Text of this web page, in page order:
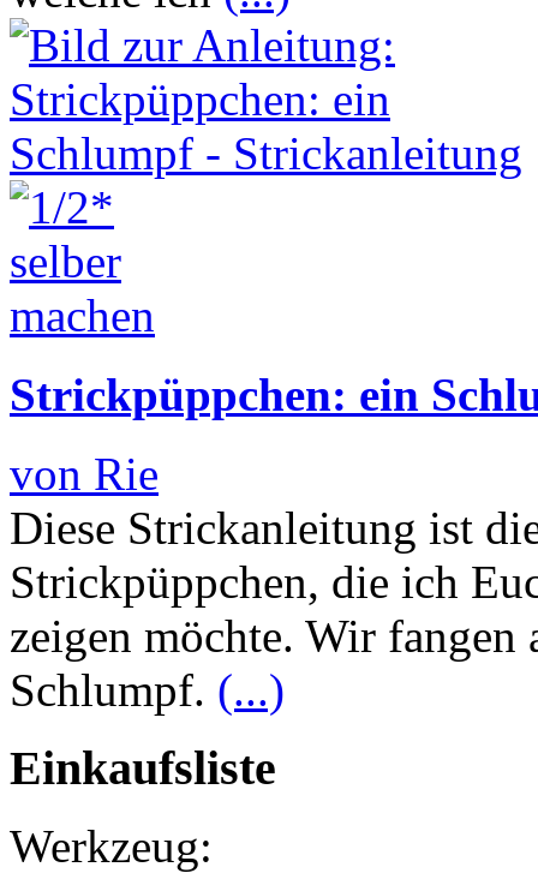
Strickpüppchen: ein
von Rie
Diese Strickanleitung ist
Strickpüppchen, die ich
zeigen möchte. Wir fangen
Schlumpf. (...)
Einkaufsliste
Werkzeug: